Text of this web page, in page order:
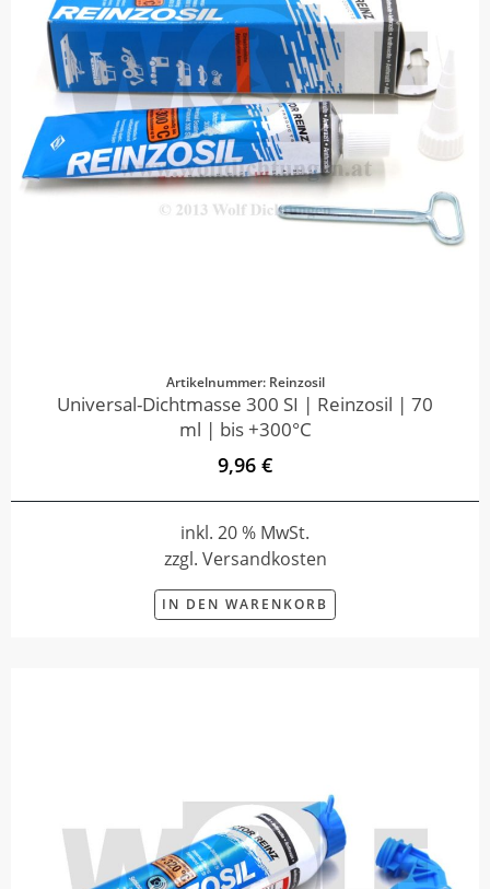
Artikelnummer: Reinzosil
Universal-Dichtmasse 300 SI | Reinzosil | 70
ml | bis +300°C
9,96 €
inkl. 20 % MwSt.
zzgl. Versandkosten
IN DEN WARENKORB